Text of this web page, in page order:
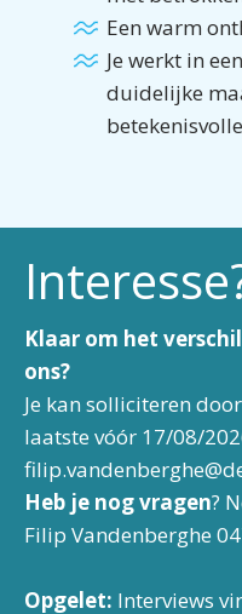
Een warm
Je werkt in
duidelijke
Klaar om het
ons?
Je kan solliciteren
laatste vóór 17/08/
Heb je nog vragen?
Filip Vandenberghe
Opgelet: Interviews